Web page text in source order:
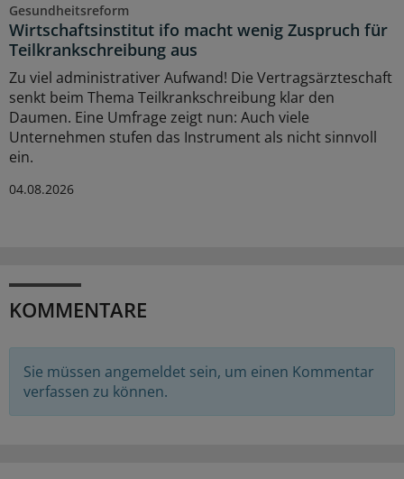
Gesundheitsreform
Wirtschaftsinstitut ifo macht wenig Zuspruch für
Teilkrankschreibung aus
Zu viel administrativer Aufwand! Die Vertragsärzteschaft
senkt beim Thema Teilkrankschreibung klar den
Daumen. Eine Umfrage zeigt nun: Auch viele
Unternehmen stufen das Instrument als nicht sinnvoll
ein.
04.08.2026
KOMMENTARE
Sie müssen angemeldet sein, um einen Kommentar
verfassen zu können.